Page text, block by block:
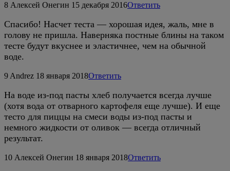
8 Алексей Онегин 15 декабря 2016Ответить
Спасибо! Насчет теста — хорошая идея, жаль, мне в
голову не пришла. Наверняка постные блины на таком
тесте будут вкуснее и эластичнее, чем на обычной
воде.
9Andrez 18 января 2018Ответить
На воде из-под пасты хлеб получается всегда лучше
(хотя вода от отварного картофеля еще лучше). И еще
тесто для пиццы на смеси воды из-под пасты и
немного жидкости от оливок — всегда отличный
результат.
10 Алексей Онегин 18 января 2018Ответить